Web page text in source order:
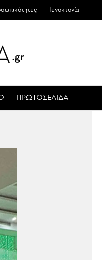
Γενοκτονία
ΠΡΩΤΟΣΕΛΙΔΑ